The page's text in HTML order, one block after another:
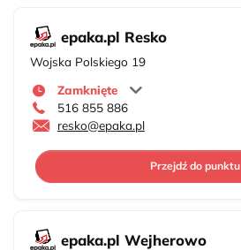
epaka.pl Resko
Wojska Polskiego 19
Zamknięte
516 855 886
resko@epaka.pl
Przejdź do punktu
epaka.pl Wejherowo